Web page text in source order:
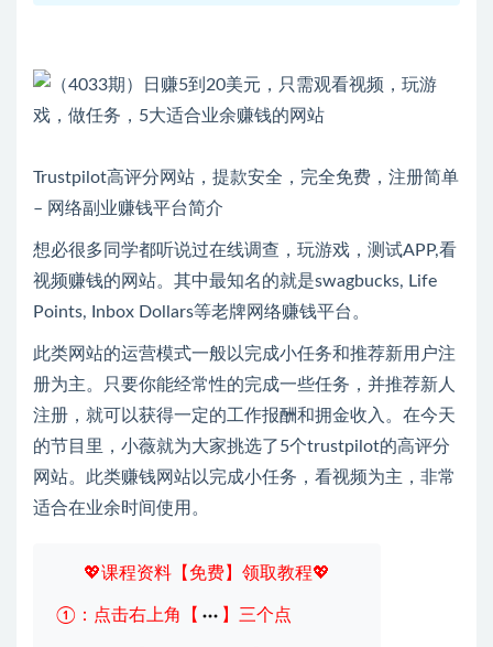
Trustpilot高评分网站，提款安全，完全免费，注册简单
– 网络副业赚钱平台简介
想必很多同学都听说过在线调查，玩游戏，测试APP,看
视频赚钱的网站。其中最知名的就是swagbucks, Life
Points, Inbox Dollars等老牌网络赚钱平台。
此类网站的运营模式一般以完成小任务和推荐新用户注
册为主。只要你能经常性的完成一些任务，并推荐新人
注册，就可以获得一定的工作报酬和拥金收入。在今天
的节目里，小薇就为大家挑选了5个trustpilot的高评分
网站。此类赚钱网站以完成小任务，看视频为主，非常
适合在业余时间使用。
💖课程资料【免费】领取教程💖
①：点击右上角【 】三个点